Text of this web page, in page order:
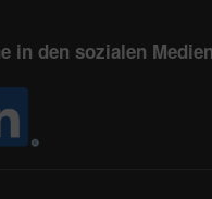
in den sozialen